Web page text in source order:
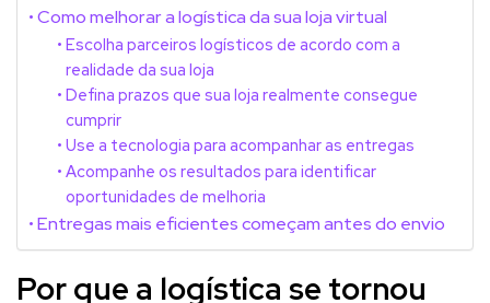
Como melhorar a logística da sua loja virtual
Escolha parceiros logísticos de acordo com a
realidade da sua loja
Defina prazos que sua loja realmente consegue
cumprir
Use a tecnologia para acompanhar as entregas
Acompanhe os resultados para identificar
oportunidades de melhoria
Entregas mais eficientes começam antes do envio
Por que a logística se tornou